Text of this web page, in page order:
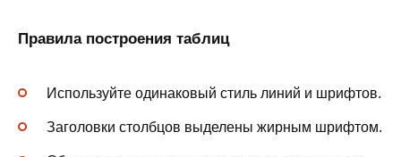
Правила построения таблиц
Используйте одинаковый стиль линий и шрифтов.
Заголовки столбцов выделены жирным шрифтом.